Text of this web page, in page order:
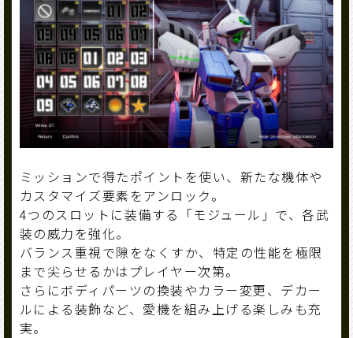
ミッションで得たポイントを使い、新たな機体や
カスタマイズ要素をアンロック。
4つのスロットに装備する「モジュール」で、各武
装の威力を強化。
バランス重視で隙をなくすか、特定の性能を極限
まで尖らせるかはプレイヤー次第。
さらにボディパーツの換装やカラー変更、デカー
ルによる装飾など、愛機を組み上げる楽しみも充
実。